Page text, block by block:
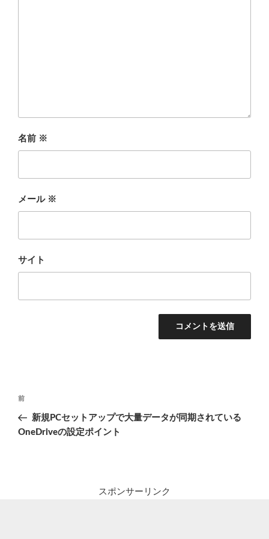
名前 ※
メール ※
サイト
投
ナ
前
の
投
前
新規PCセットアップで大量データが同期されている
OneDriveの設定ポイント
スポンサーリンク